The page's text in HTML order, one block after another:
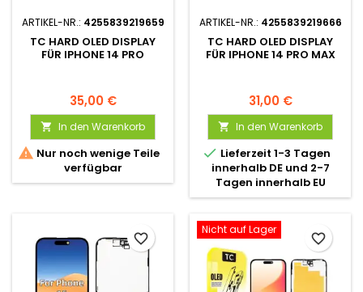
ARTIKEL-NR.: 4255839219659
TC HARD OLED DISPLAY
FÜR IPHONE 14 PRO
35,00 €
 In den Warenkorb
 Nur noch wenige Teile
verfügbar
ARTIKEL-NR.: 4255839219666
TC HARD OLED DISPLAY
FÜR IPHONE 14 PRO MAX
31,00 €
 In den Warenkorb
 Lieferzeit 1-3 Tagen
innerhalb DE und 2-7
Tagen innerhalb EU
favorite_border
Nicht auf Lager
favorite_border